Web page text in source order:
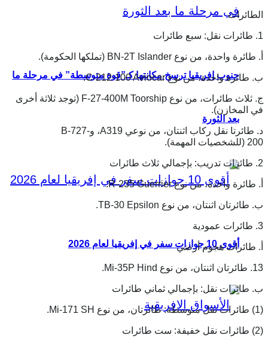
جنوب إفريقيا ترسخ مكانتها كـ”قوة متوسطة” في مرحلة ما
بعد الثورة
أقوى 10 جوازات سفر في إفريقيا لعام 2026
الطائرات
1. طائرات نقل: سبع طائرات
أ. طائرة واحدة، من نوع BN-2T Islander (تملكها الحكومة).
ب. طائرة واحدة، من نوع C-212-100 Aviocar.
ج. ثلاث طائرات، من نوع F-27-400M Toorship (توجد ثلاثة أخرى
في المخازن).
د. طائرتا نقل ركاب اثنتان، من نوعي A319، وB-727-
200 (للشخصيات المهمة).
2. طائرات تدريب: بإجمالي ثلاث طائرات
أ. طائرة واحدة، من نوع R-235 Guerrier.
ب. طائرتان اثنتان، من نوع TB-30 Epsilon.
3. طائرات عمودية
أ. طائرات هجوم أرضي
13. طائرتان اثنتان، من نوع Mi-35P Hind.
ب. طائرات نقل: بإجمالي ثماني طائرات
(1) طائرات نقل متوسطة: طائرتان، من نوع Mi-171 SH.
(2) طائرات نقل خفيفة: ست طائرات